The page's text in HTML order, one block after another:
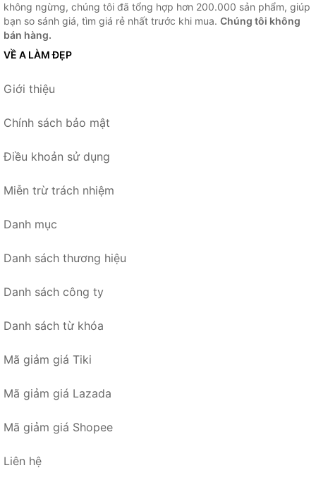
không ngừng, chúng tôi đã tổng hợp hơn 200.000 sản phẩm, giúp
bạn so sánh giá, tìm giá rẻ nhất trước khi mua. Chúng tôi không
bán hàng.
VỀ A LÀM ĐẸP
Giới thiệu
Chính sách bảo mật
Điều khoản sử dụng
Miễn trừ trách nhiệm
Danh mục
Danh sách thương hiệu
Danh sách công ty
Danh sách từ khóa
Mã giảm giá Tiki
Mã giảm giá Lazada
Mã giảm giá Shopee
Liên hệ